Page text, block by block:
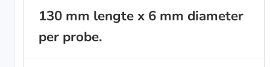
130 mm lengte x 6 mm diameter
per probe.